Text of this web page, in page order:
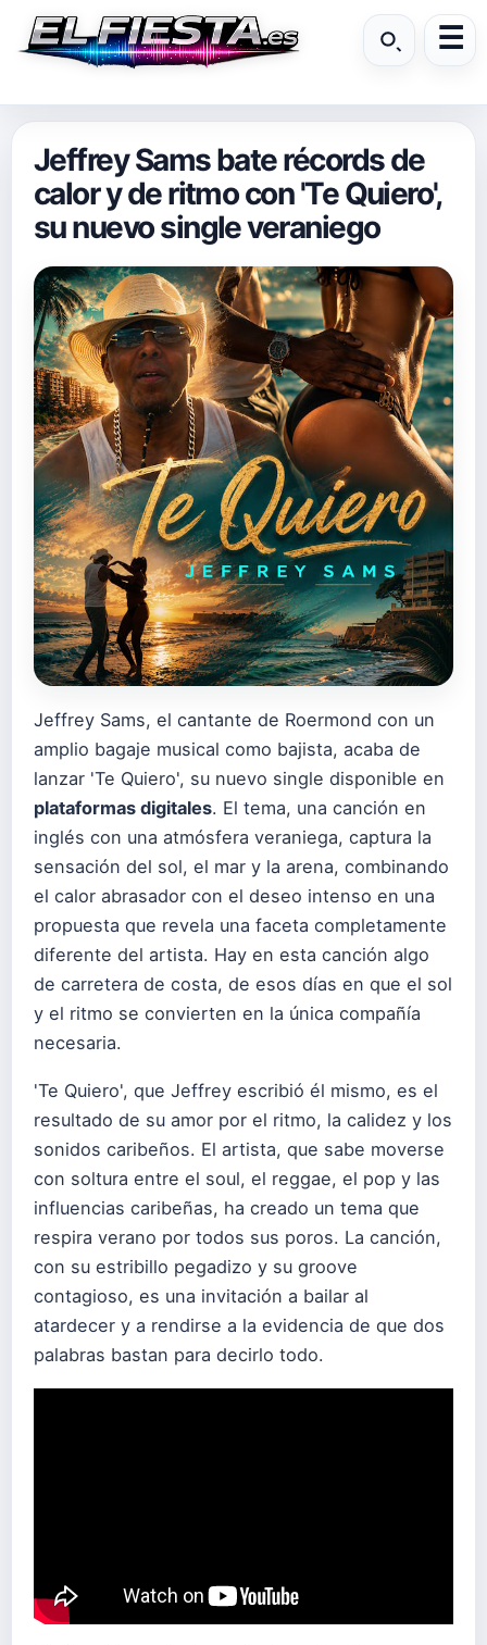
Jeffrey Sams bate récords de
calor y de ritmo con 'Te Quiero',
su nuevo single veraniego
Jeffrey Sams, el cantante de Roermond con un
amplio bagaje musical como bajista, acaba de
lanzar 'Te Quiero', su nuevo single disponible en
plataformas digitales. El tema, una canción en
inglés con una atmósfera veraniega, captura la
sensación del sol, el mar y la arena, combinando
el calor abrasador con el deseo intenso en una
propuesta que revela una faceta completamente
diferente del artista. Hay en esta canción algo
de carretera de costa, de esos días en que el sol
y el ritmo se convierten en la única compañía
necesaria.
'Te Quiero', que Jeffrey escribió él mismo, es el
resultado de su amor por el ritmo, la calidez y los
sonidos caribeños. El artista, que sabe moverse
con soltura entre el soul, el reggae, el pop y las
influencias caribeñas, ha creado un tema que
respira verano por todos sus poros. La canción,
con su estribillo pegadizo y su groove
contagioso, es una invitación a bailar al
atardecer y a rendirse a la evidencia de que dos
palabras bastan para decirlo todo.